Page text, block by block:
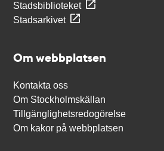
Stadsbiblioteket
Stadsarkivet
Om webbplatsen
Kontakta oss
Om Stockholmskällan
Tillgänglighetsredogörelse
Om kakor på webbplatsen